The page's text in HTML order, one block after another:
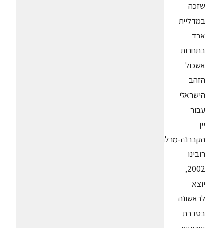
שזכה
במדליית
ארד
בתחרות
אשכול
הזהב
הישראלי
עבור
יין
הקברנה-מרלו,
רובינו
2002,
יוצא
לראשונה
בסדרת